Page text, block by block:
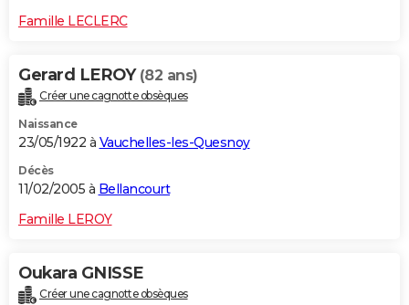
Famille LECLERC
Gerard LEROY (82 ans)
Créer une cagnotte obsèques
Naissance
23/05/1922 à Vauchelles-les-Quesnoy
Décès
11/02/2005 à Bellancourt
Famille LEROY
Oukara GNISSE
Créer une cagnotte obsèques